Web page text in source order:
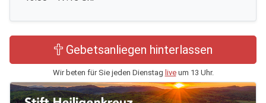
Gebetsanliegen hinterlassen
Wir beten für Sie jeden Dienstag liveum 13 Uhr.